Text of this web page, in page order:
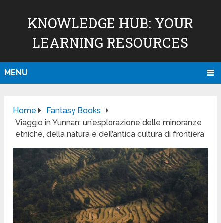
KNOWLEDGE HUB: YOUR
LEARNING RESOURCES
MENU
Home
Fantasy Books
Viaggio in Yunnan: un’esplorazione delle minoranze
etniche, della natura e dell’antica cultura di frontiera